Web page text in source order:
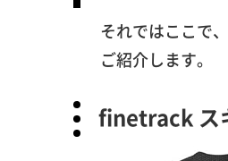
それではここで
ご紹介します。
finetrack ス